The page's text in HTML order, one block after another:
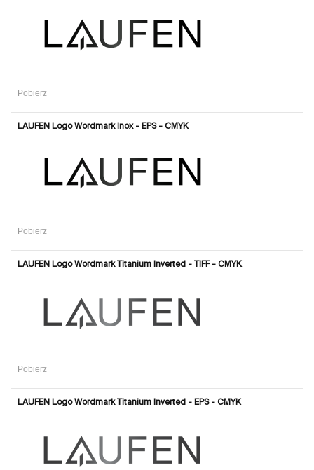
Pobierz
LAUFEN Logo Wordmark Inox - EPS - CMYK
Pobierz
LAUFEN Logo Wordmark Titanium Inverted - TIFF - CMYK
Pobierz
LAUFEN Logo Wordmark Titanium Inverted - EPS - CMYK